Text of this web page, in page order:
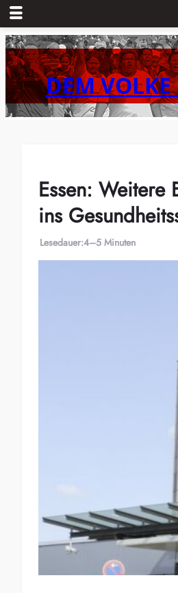
Zum
Inhalt
springenDEM
Essen: Weitere
ins
Lesedauer:4–5 Minuten